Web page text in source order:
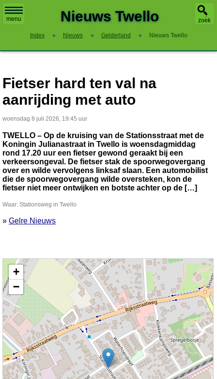
menu zoek
Nieuws Twello
Index » Nieuws » Gelderland » Nieuws Twello
Fietser hard ten val na
aanrijding met auto
woensdag 8 juli 2026, 19:45 uur
TWELLO – Op de kruising van de Stationsstraat met de
Koningin Julianastraat in Twello is woensdagmiddag
rond 17.20 uur een fietser gewond geraakt bij een
verkeersongeval. De fietser stak de spoorwegovergang
over en wilde vervolgens linksaf slaan. Een automobilist
die de spoorwegovergang wilde oversteken, kon de
fietser niet meer ontwijken en botste achter op de […]
Waar: Stationsweg in Twello
» Gelre Nieuws
Kaart nieuws Twello. Locatie nieuws: 52.23954 / 6.10045 Stationsweg
+
−